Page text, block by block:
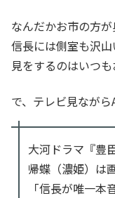
なんだかお市の方
信長には側室も沢
見をするのはいつも
で、テレビ見ながら
大河ドラマ『豊
帰蝶（濃姫）は
「信長が唯一